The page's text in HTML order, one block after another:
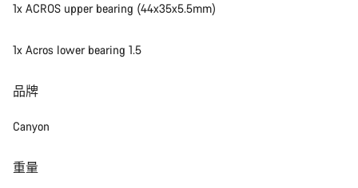
1x ACROS upper bearing (44x35x5.5mm)
1x Acros lower bearing 1.5
品牌
Canyon
重量